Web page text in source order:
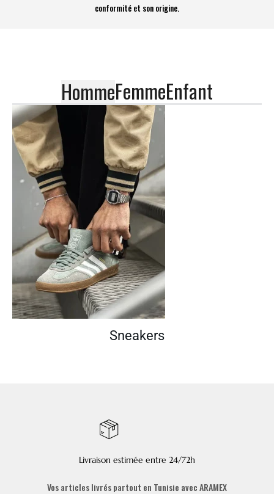
conformité et son origine.
HommeFemmeEnfant
Sneakers
Livraison estimée entre 24/72h
Vos articles livrés partout en Tunisie avec ARAMEX